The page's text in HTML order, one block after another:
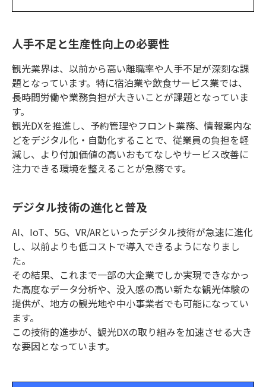
人手不足と生産性向上の必要性
観光業界は、以前から高い離職率や人手不足が深刻な課
題となっています。特に宿泊業や飲食サービス業では、
長時間労働や業務負担が大きいことが課題となっていま
す。
観光DXを推進し、予約管理やフロント業務、情報案内な
どをデジタル化・自動化することで、従業員の負担を軽
減し、より付加価値の高いおもてなしやサービス改善に
注力できる環境を整えることが急務です。
デジタル技術の進化と普及
AI、IoT、5G、VR/ARといったデジタル技術が急速に進化
し、以前よりも低コストで導入できるようになりまし
た。
その結果、これまで一部の大企業でしか実現できなかっ
た高度なデータ分析や、没入感の高い新たな観光体験の
提供が、地方の観光地や中小事業者でも可能になってい
ます。
この技術的進歩が、観光DXの取り組みを加速させる大き
な要因となっています。